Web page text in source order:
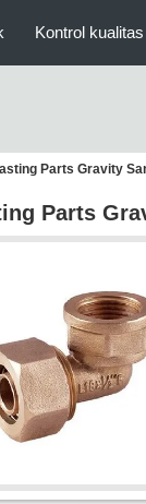
Kontrol kualitas
Parts Gravity
Parts